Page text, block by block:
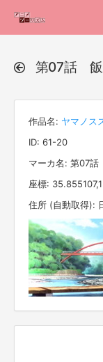
第07話 飯
作品名: ヤマノス
ID: 61-20
マーカ名: 第07
座標:
住所 (自動取得):